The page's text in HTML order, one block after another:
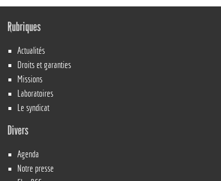
Rubriques
Actualités
Droits et garanties
Missions
Laboratoires
Le syndicat
Divers
Agenda
Notre presse